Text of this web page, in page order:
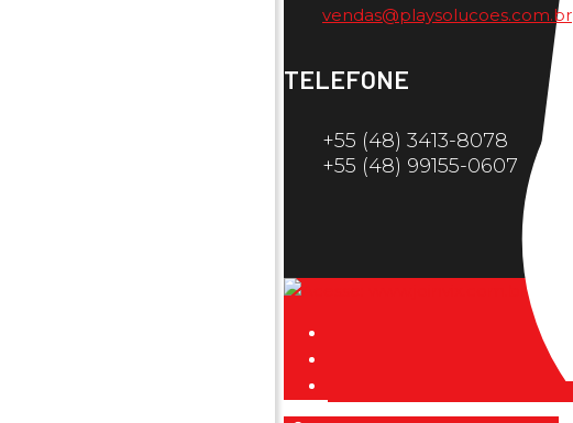
vendas@playsolucoes.com.br
TELEFONE
+55 (48) 3413-8078
+55 (48) 99155-0607